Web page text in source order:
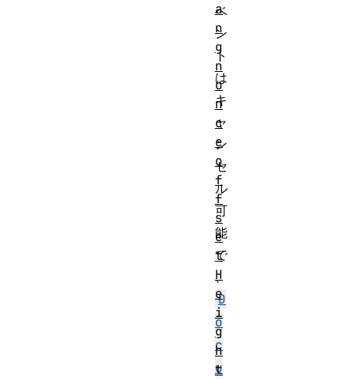
ベ
ン
ト
は
キ
ャ
ン
セ
ル
可
能
で
、
D
o
c
u
a
n
g
n
o
n
c
e
o
f
f
s
e
t
H
e
i
g
h
t